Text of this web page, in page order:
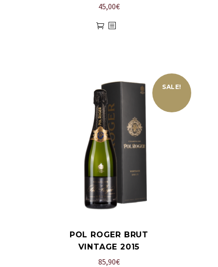
45,00€
SALE!
POL ROGER BRUT
VINTAGE 2015
85,90€